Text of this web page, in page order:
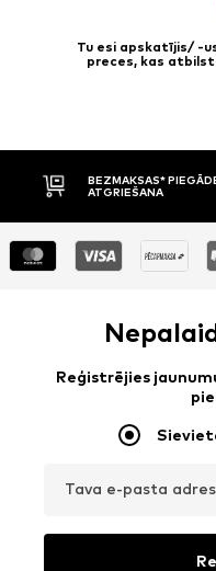
Tu esi apskatījis/ -
preces, kas
30 DIENU
Reģistrējies
Tava e-pasta